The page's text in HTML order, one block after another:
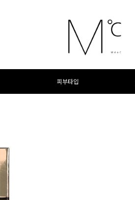
피부타입